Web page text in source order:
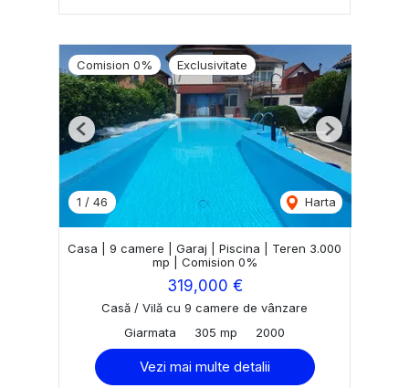
Comision 0% Exclusivitate
1 / 46 Harta
Previous Next
Casa | 9 camere | Garaj | Piscina | Teren 3.000
mp | Comision 0%
319,000 €
Casă / Vilă cu 9 camere de vânzare
Giarmata
305 mp 2000
Vezi mai multe detalii